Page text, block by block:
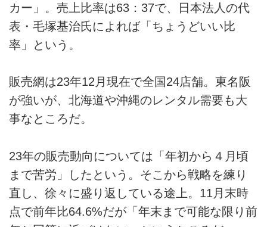
カー」。売上比率は63：37で、日本法人の代
表・毛塚基治氏によれば「ちょうどいい比
率」という。
販売網は23年12月現在で全国24店舗。東名阪
が強いが、北海道や沖縄のレンタル需要も大
事なところだ。
23年の販売動向については「年初から４月頃
まで苦労」したという。そこから戦略を練り
直し、徐々に盛り返している途上。11月末時
点で前年比64.6%だが「年末まで可能な限り前